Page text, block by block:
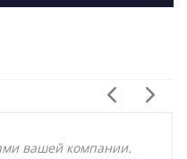
вашей компании.